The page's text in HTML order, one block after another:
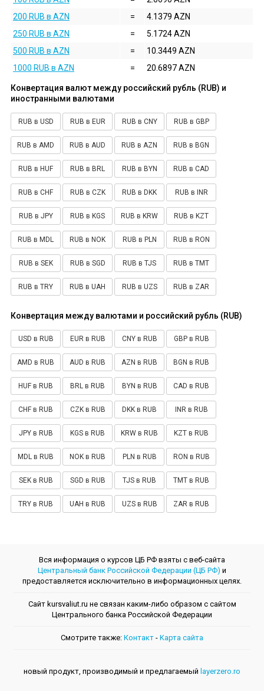
200 RUB в AZN
=
4.1379 AZN
250 RUB в AZN
=
5.1724 AZN
500 RUB в AZN
=
10.3449 AZN
1000 RUB в AZN
= 20.6897 AZN
Конвертация валют между российский рубль (RUB) и
иностранными валютами
RUB в USD RUB в EUR RUB в CNY RUB в GBP
RUB в AMD RUB в AUD RUB в AZN RUB в BGN
RUB в HUF RUB в BRL RUB в BYN RUB в CAD
RUB в CHF RUB в CZK RUB в DKK RUB в INR
RUB в JPY RUB в KGS RUB в KRW RUB в KZT
RUB в MDL RUB в NOK RUB в PLN RUB в RON
RUB в SEK RUB в SGD RUB в TJS RUB в TMT
RUB в TRY RUB в UAH RUB в UZS RUB в ZAR
Конвертация между валютами и российский рубль (RUB)
USD в RUB EUR в RUB CNY в RUB GBP в RUB
AMD в RUB AUD в RUB AZN в RUB BGN в RUB
HUF в RUB BRL в RUB BYN в RUB CAD в RUB
CHF в RUB CZK в RUB DKK в RUB INR в RUB
JPY в RUB KGS в RUB KRW в RUB KZT в RUB
MDL в RUB NOK в RUB PLN в RUB RON в RUB
SEK в RUB SGD в RUB TJS в RUB TMT в RUB
TRY в RUB UAH в RUB UZS в RUB ZAR в RUB
Вся информация о курсов ЦБ РФ взяты с веб-сайта
Центральный банк Российской Федерации (ЦБ РФ) и
предоставляется исключительно в информационных целях.
Сайт kursvaliut.ru не связан каким-либо образом с сайтом
Центрального банкa Российской Федерации
Смотрите также: Контакт - Kарта сайта
новый продукт, производимый и предлагаемый layerzero.ro